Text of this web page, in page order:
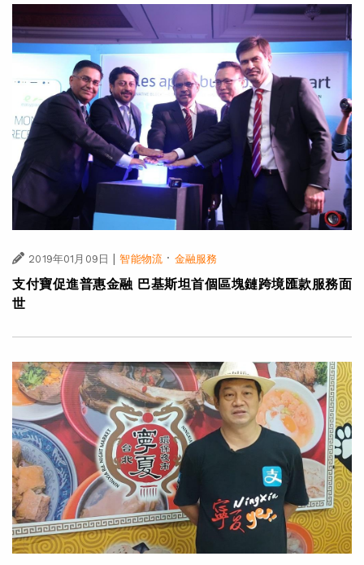
2019年01月09日 | 智能物流 · 金融服務
支付寶促進普惠金融 巴基斯坦首個區塊鏈跨境匯款服務面
世